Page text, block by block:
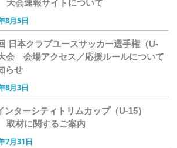
会速報サイトについて
8月5日
日本クラブユースサッカー選手権（U-
会 会場アクセス／応援ルールについて
らせ
8月3日
ンターシティトリムカップ（U-15）
材に関するご案内
7月31日